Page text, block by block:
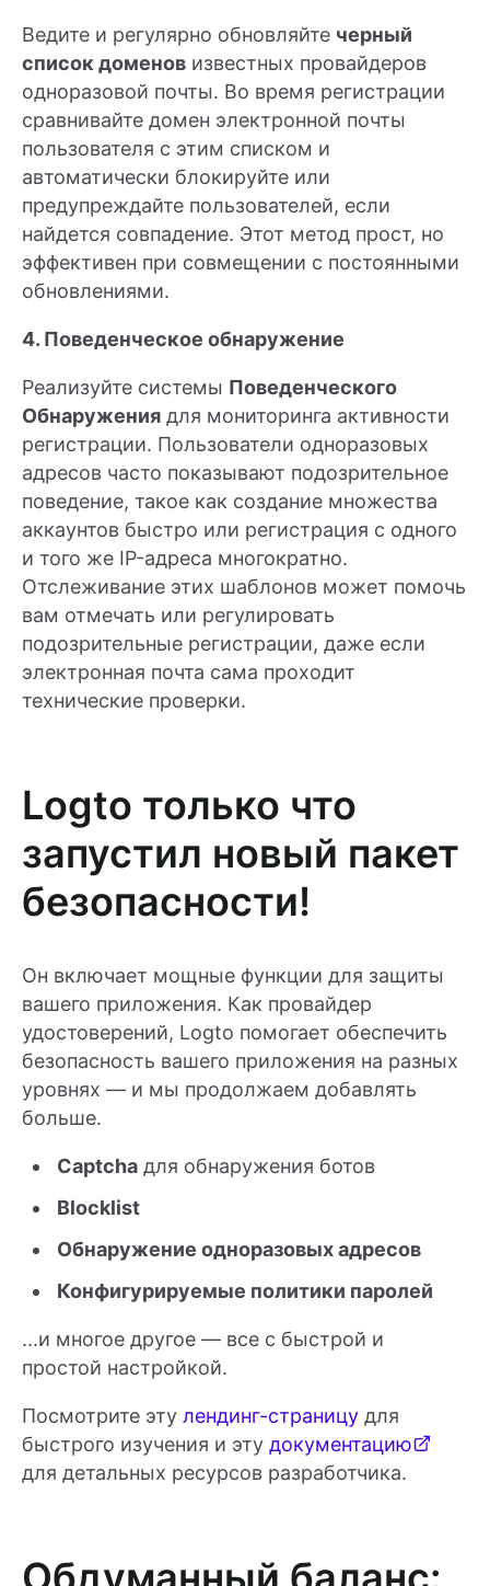
Ведите и регулярно обновляйте черный
список доменов известных провайдеров
одноразовой почты. Во время регистрации
сравнивайте домен электронной почты
пользователя с этим списком и
автоматически блокируйте или
предупреждайте пользователей, если
найдется совпадение. Этот метод прост, но
эффективен при совмещении с постоянными
обновлениями.
4. Поведенческое обнаружение
Реализуйте системы Поведенческого
Обнаружения для мониторинга активности
регистрации. Пользователи одноразовых
адресов часто показывают подозрительное
поведение, такое как создание множества
аккаунтов быстро или регистрация с одного
и того же IP-адреса многократно.
Отслеживание этих шаблонов может помочь
вам отмечать или регулировать
подозрительные регистрации, даже если
электронная почта сама проходит
технические проверки.
Logto только что
запустил новый пакет
безопасности!
Он включает мощные функции для защиты
вашего приложения. Как провайдер
удостоверений, Logto помогает обеспечить
безопасность вашего приложения на разных
уровнях — и мы продолжаем добавлять
больше.
Captcha для обнаружения ботов
Blocklist
Обнаружение одноразовых адресов
Конфигурируемые политики паролей
...и многое другое — все с быстрой и
простой настройкой.
Посмотрите эту лендинг-страницу для
быстрого изучения и эту документацию
для детальных ресурсов разработчика.